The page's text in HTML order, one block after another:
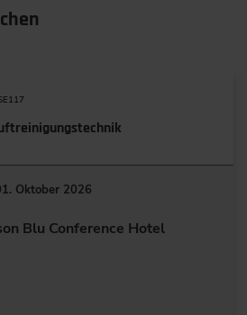
Oktober 2026
Blu Conference Hotel